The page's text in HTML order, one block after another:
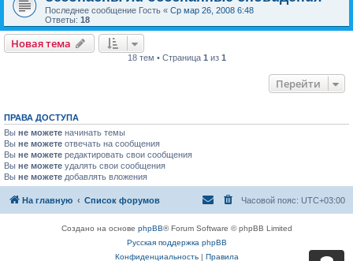
Последнее сообщение Гость « Ср мар 26, 2008 6:48
Ответы: 18
Новая тема
18 тем • Страница 1 из 1
Перейти
ПРАВА ДОСТУПА
Вы не можете начинать темы
Вы не можете отвечать на сообщения
Вы не можете редактировать свои сообщения
Вы не можете удалять свои сообщения
Вы не можете добавлять вложения
На главную Список форумов Часовой пояс: UTC+03:00
Создано на основе phpBB® Forum Software © phpBB Limited
Русская поддержка phpBB
Конфиденциальность| Правила